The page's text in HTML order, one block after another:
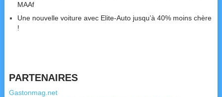
MAAf
Une nouvelle voiture avec Elite-Auto jusqu’à 40% moins chère
!
PARTENAIRES
Gastonmag.net